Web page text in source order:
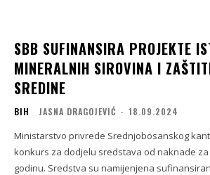
SBB SUFINANSIRA PROJEKTE
MINERALNIH SIROVINA I
SREDINE
BIH JASNA DRAGOJEVIĆ - 18.09.2024
Ministarstvo privrede Srednjobosanskog
konkurs za dodjelu sredstava od naknade za
godinu. Sredstva su namijenjena